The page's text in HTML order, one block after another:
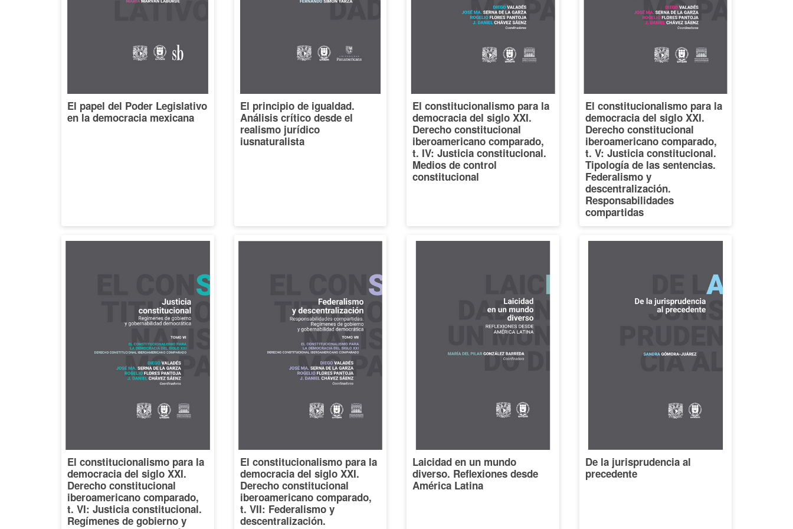
El papel del Poder Legislativo
en la democracia mexicana
El principio de igualdad.
Análisis crítico desde el
realismo jurídico
iusnaturalista
El constitucionalismo para la
democracia del siglo XXI.
Derecho constitucional
iberoamericano comparado,
t. IV: Justicia constitucional.
Medios de control
constitucional
El constitucionalismo para la
democracia del siglo XXI.
Derecho constitucional
iberoamericano comparado,
t. V: Justicia constitucional.
Tipología de las sentencias.
Federalismo y
descentralización.
Responsabilidades
compartidas
El constitucionalismo para la
democracia del siglo XXI.
Derecho constitucional
iberoamericano comparado,
t. VI: Justicia constitucional.
Regímenes de gobierno y
El constitucionalismo para la
democracia del siglo XXI.
Derecho constitucional
iberoamericano comparado,
t. VII: Federalismo y
descentralización.
Laicidad en un mundo
diverso. Reflexiones desde
América Latina
De la jurisprudencia al
precedente